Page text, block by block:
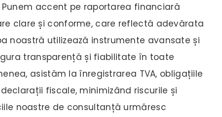
accent pe raportarea financiară
clare și conforme, care reflectă adevărata
noastră utilizează instrumente avansate și
transparență și fiabilitate în toate
asistăm la înregistrarea TVA, obligațiile
fiscale, minimizând riscurile și
noastre de consultanță urmăresc